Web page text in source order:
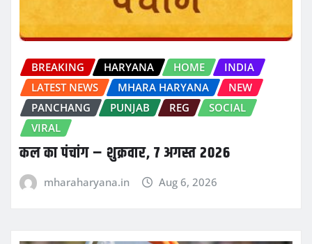
BREAKING HARYANA HOME
INDIA
LATEST NEWS
MHARA HARYANA
NEW
PANCHANG
PUNJAB REG
SOCIAL
VIRAL
कल का पंचांग – शुक्रवार, 7 अगस्त 2026
mharaharyana.in Aug 6, 2026